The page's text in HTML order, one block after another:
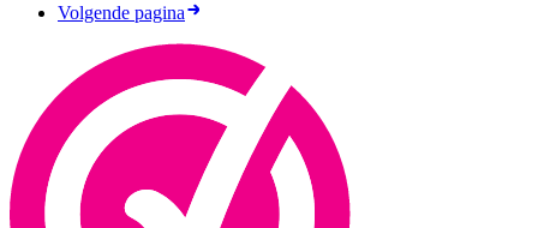
Volgende pagina